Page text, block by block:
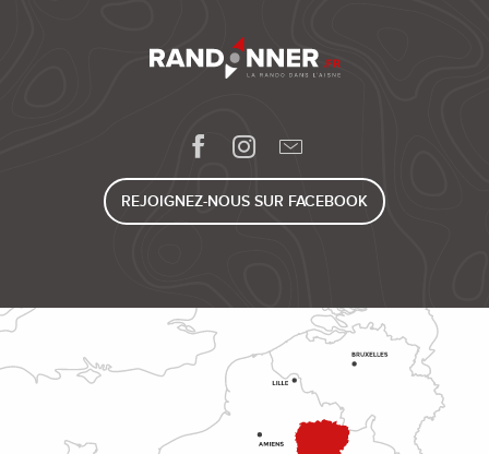
REJOIGNEZ-NOUS SUR FACEBOOK